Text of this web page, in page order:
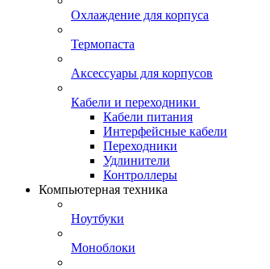
Охлаждение для корпуса
Термопаста
Аксессуары для корпусов
Кабели и переходники
Кабели питания
Интерфейсные кабели
Переходники
Удлинители
Контроллеры
Компьютерная техника
Ноутбуки
Моноблоки